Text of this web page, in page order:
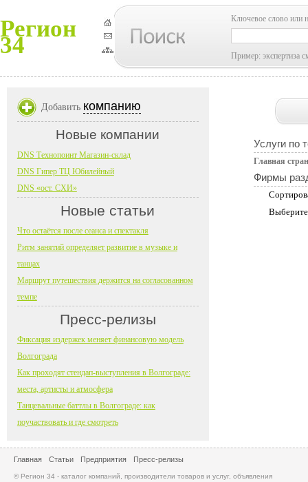
Регион
34
Ключевое слово или
Пример: экспертиза
Услуги по
Главная
Фирмы
Добавить компанию
Новые компании
DNS Технопоинт Магазин-склад
DNS Гипер ТЦ Юбилейный
DNS «ост. СХИ»
Новые статьи
Что остаётся после сеанса и спектакля
Ритм занятий определяет развитие в музыке и
танцах
Маршрут путешествия держится на согласованном
темпе
Пресс-релизы
Фиксация издержек меняет финансовую модель
Волгограда
Как проходят стендап-выступления в Волгограде:
места, артисты и атмосфера
Танцевальные баттлы в Волгограде: как
поучаствовать и где смотреть
Главная Статьи Предприятия Пресс-релизы
© Регион 34 - каталог компаний, производители товаров и услуг, объявления